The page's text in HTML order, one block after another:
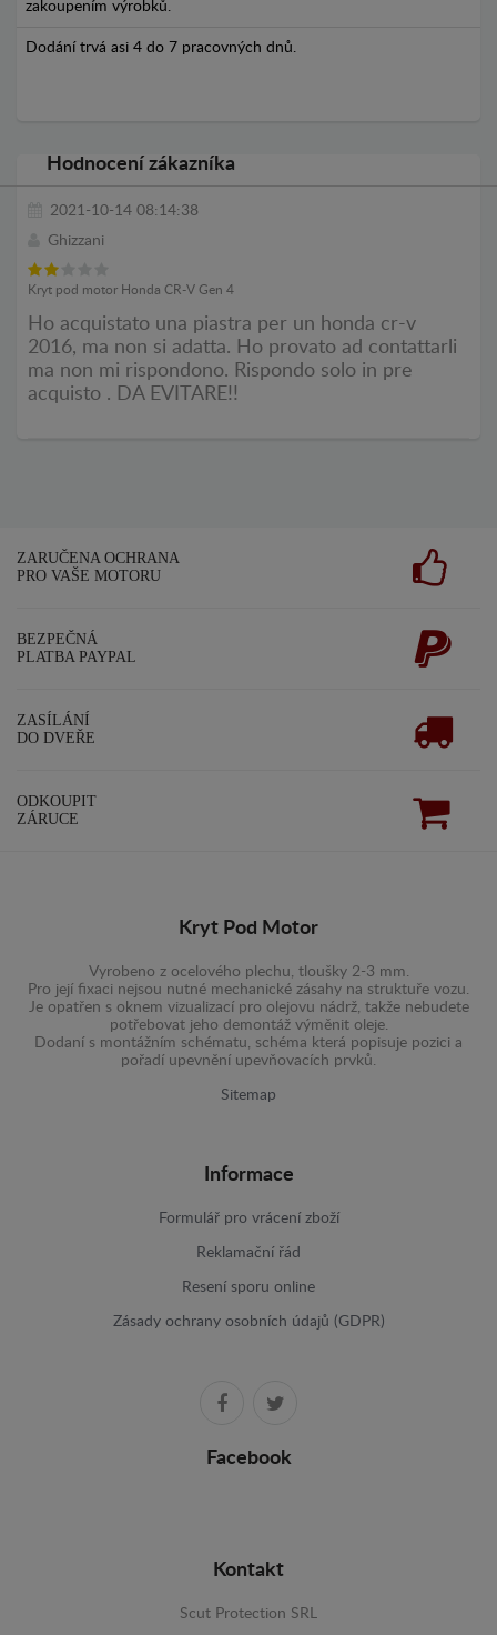
zakoupením výrobků.
Dodání trvá asi 4 do 7 pracovných dnů.
Hodnocení zákazníka
2021-10-14 08:14:38
Ghizzani
Kryt pod motor Honda CR-V Gen 4
Ho acquistato una piastra per un honda cr-v
2016, ma non si adatta. Ho provato ad contattarli
ma non mi rispondono. Rispondo solo in pre
acquisto . DA EVITARE!!
ZARUČENA OCHRANA
PRO VAŠE MOTORU
BEZPEČNÁ
PLATBA PAYPAL
ZASÍLÁNÍ
DO DVEŘE
ODKOUPIT
ZÁRUCE
Kryt Pod Motor
Vyrobeno z ocelového plechu, tloušky 2-3 mm.
Pro její fixaci nejsou nutné mechanické zásahy na struktuře vozu.
Je opatřen s oknem vizualizací pro olejovu nádrž, takže nebudete
potřebovat jeho demontáž výměnit oleje.
Dodaní s montážním schématu, schéma která popisuje pozici a
pořadí upevnění upevňovacích prvků.
Sitemap
Informace
Formulář pro vrácení zboží
Reklamační řád
Resení sporu online
Zásady ochrany osobních údajů (GDPR)
Facebook
Kontakt
Scut Protection SRL